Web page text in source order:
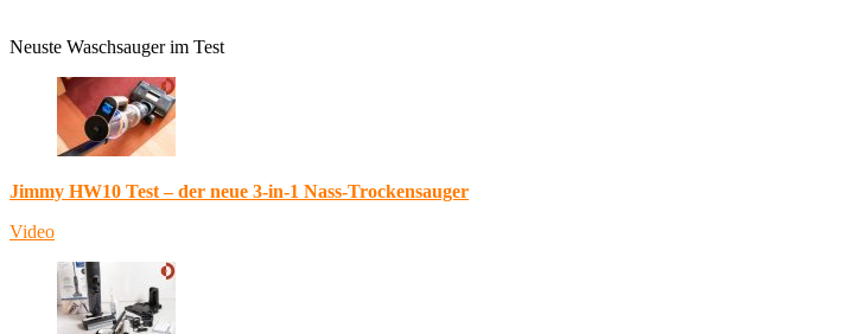
Neuste Waschsauger im Test
Jimmy HW10 Test – der neue 3-in-1 Nass-Trockensauger
Video